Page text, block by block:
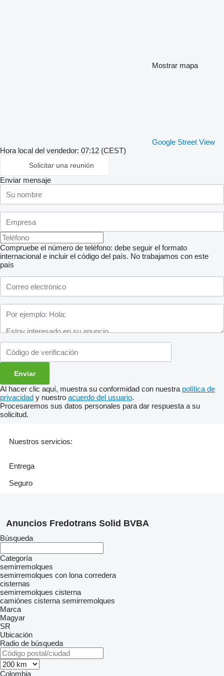
Nuestros servicios:
Entrega
Seguro
Mostrar mapa
Google Street View
Hora local del vendedor: 07:12 (CEST)
Solicitar una reunión
Enviar mensaje
Compruebe el número de teléfono: debe seguir el formato
internacional e incluir el código del país. No trabajamos con este
país
Al hacer clic aquí, muestra su conformidad con nuestra política de
privacidad y nuestro acuerdo del usuario.
Procesaremos sus datos personales para dar respuesta a su
solicitud.
Anuncios Fredotrans Solid BVBA
Búsqueda
Categoría
semirremolques
semirremolques con lona corredera
cisternas
semirremolques cisterna
camiónes cisterna semirremolques
Marca
Magyar
SR
Ubicación
Radio de búsqueda
Colombia